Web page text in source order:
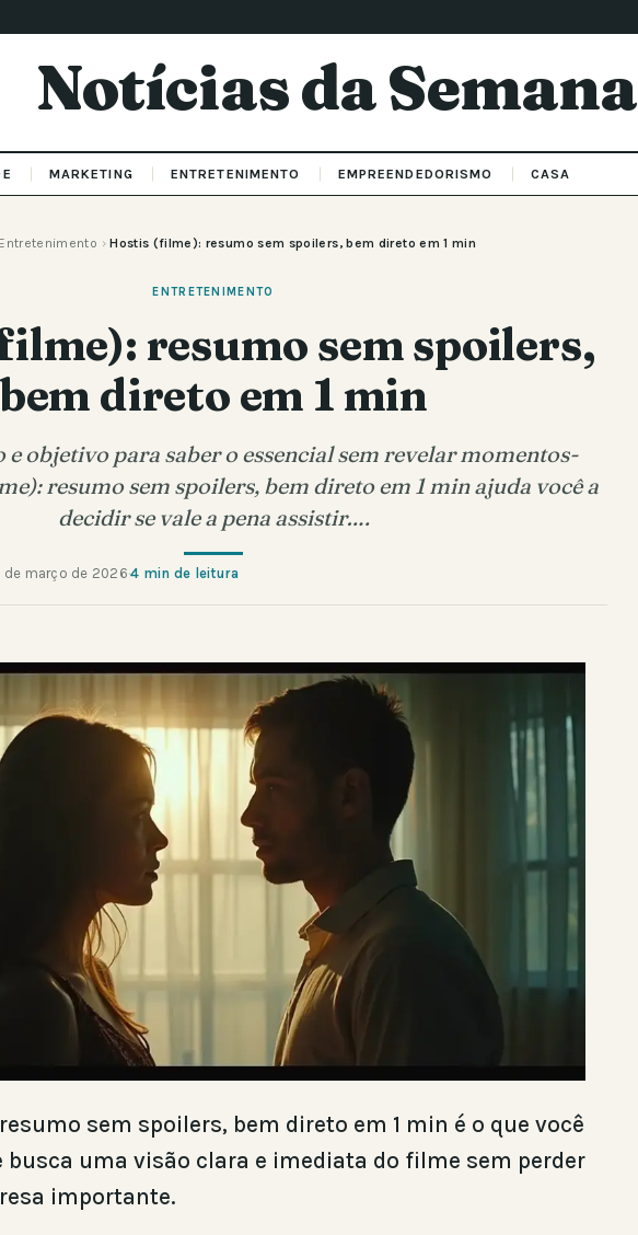
Notícias da Semana
MARKETING ENTRETENIMENTO EMPREENDEDORISMO CASA
Entretenimento › Hostis (filme): resumo sem spoilers, bem direto em 1 min
ENTRETENIMENTO
resumo sem spoilers,
bem direto em 1 min
e objetivo para saber o essencial sem revelar momentos-
resumo sem spoilers, bem direto em 1 min ajuda você a
decidir se vale a pena assistir….
de março de 2026·4 min de leitura
sem spoilers, bem direto em 1 min é o que você
busca uma visão clara e imediata do filme sem perder
importante.